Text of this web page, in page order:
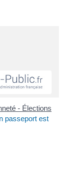
- Élections
passeport est